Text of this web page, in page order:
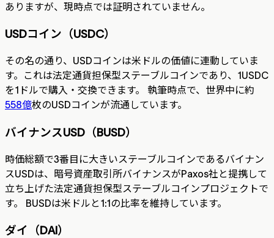
ありますが、現時点では証明されていません。
USDコイン（USDC）
その名の通り、USDコインは米ドルの価値に連動していま
す。これは法定通貨担保型ステーブルコインであり、1USDC
を1ドルで購入・交換できます。 執筆時点で、世界中に約
558億枚のUSDコインが流通しています。
バイナンスUSD（BUSD）
時価総額で3番目に大きいステーブルコインであるバイナン
スUSDは、暗号資産取引所バイナンスがPaxos社と提携して
立ち上げた法定通貨担保型ステーブルコインプロジェクトで
す。 BUSDは米ドルと1:1の比率を維持しています。
ダイ（DAI）